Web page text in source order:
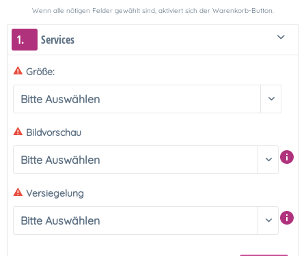
Wenn alle nötigen Felder gewählt sind, aktiviert sich der Warenkorb-Button.
1. Services
Größe:
Bildvorschau
Versiegelung